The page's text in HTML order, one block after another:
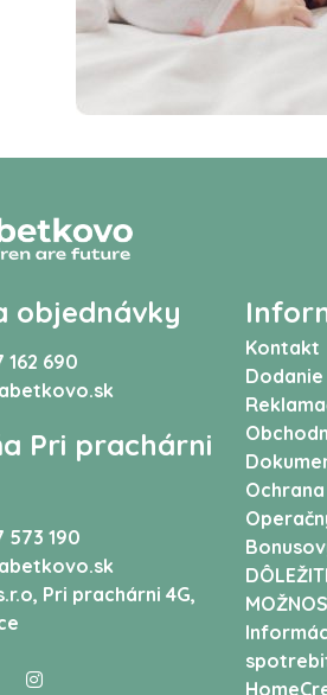
objednávky
162 690
Pri prachárni
573 190
Pri prachárni 4G,
Kontakt